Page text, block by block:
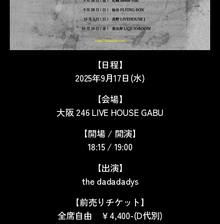
【日程】
2025年9月17日(水)
【会場】
大阪 246 LIVE HOUSE GABU
【開場 / 開演】
18:15 / 19:00
【出演】
the dadadadys
【前売りチケット】
全席自由 ￥4,400-(D代別)